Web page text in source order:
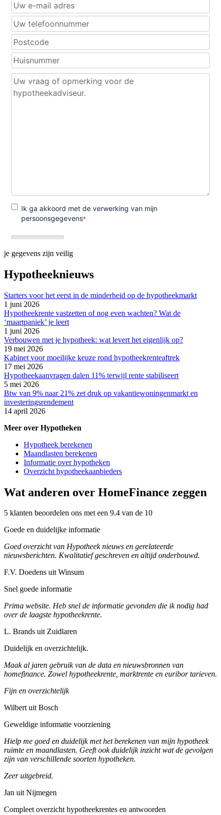
je gegevens zijn veilig
Hypotheeknieuws
Starters voor het eerst in de minderheid op de hypotheekmarkt
1 juni 2026
Hypotheekrente vastzetten of nog even wachten? Wat de
‘maartpaniek’ je leert
1 juni 2026
Verbouwen met je hypotheek: wat levert het eigenlijk op?
19 mei 2026
Kabinet voor moeilijke keuze rond hypotheekrenteaftrek
17 mei 2026
Hypotheekaanvragen dalen 11% terwijl rente stabiliseert
5 mei 2026
Btw van 9% naar 21% zet druk op vakantiewoningenmarkt en
investeringsrendement
14 april 2026
Meer over Hypotheken
Hypotheek berekenen
Maandlasten berekenen
Informatie over hypotheken
Overzicht hypotheekaanbieders
Wat anderen over HomeFinance zeggen
5 klanten beoordelen ons met een 9.4 van de 10
Goede en duidelijke informatie
Goed overzicht van Hypotheek nieuws en gerelateerde
nieuwsberichten. Kwalitatief geschreven en altijd onderbouwd.
F.V. Doedens uit Winsum
Snel goede informatie
Prima website. Heb snel de informatie gevonden die ik nodig had
over de laagste hypotheekrente.
L. Brands uit Zuidlaren
Duidelijk en overzichtelijk.
Maak al jaren gebruik van de data en nieuwsbronnen van
homefinance. Zowel hypotheekrente, marktrente en euribor tarieven.
Fijn en overzichtelijk
Wilbert uit Bosch
Geweldige informatie voorziening
Hielp me goed en duidelijk met het berekenen van mijn hypotheek
ruimte en maandlasten. Geeft ook duidelijk inzicht wat de gevolgen
zijn van verschillende soorten hypotheken.
Zeer uitgebreid.
Jan uit Nijmegen
Compleet overzicht hypotheekrentes en antwoorden